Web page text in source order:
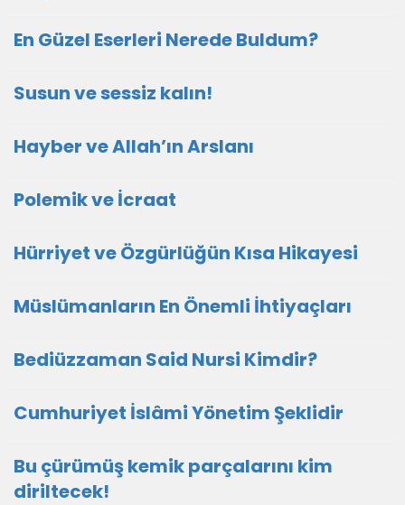
En Güzel Eserleri Nerede Buldum?
Susun ve sessiz kalın!
Hayber ve Allah’ın Arslanı
Polemik ve İcraat
Hürriyet ve Özgürlüğün Kısa Hikayesi
Müslümanların En Önemli İhtiyaçları
Bediüzzaman Said Nursi Kimdir?
Cumhuriyet İslâmi Yönetim Şeklidir
Bu çürümüş kemik parçalarını kim
diriltecek!